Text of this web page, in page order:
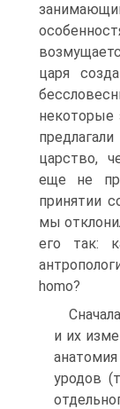
царя
некоторые
царство,
еще не
принятии
мы
его так:
homo?
и их
уродов